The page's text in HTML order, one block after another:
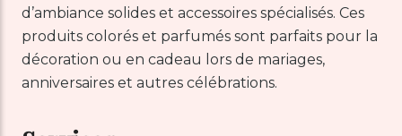
d’ambiance solides et accessoires spécialisés. Ces
produits colorés et parfumés sont parfaits pour la
décoration ou en cadeau lors de mariages,
anniversaires et autres célébrations.